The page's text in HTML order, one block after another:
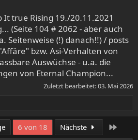
It true Rising 19./20.11.2021
(Seite 104 # 2062 - aber auch
Seitenweise (!) danach!!) / posts
bzw. Asi-Verhalten von
Auswüchse - u.a. die
von Eternal Champion...
Zuletzt bearbeitet:03. Mai 2026
6 von 18 Nächste